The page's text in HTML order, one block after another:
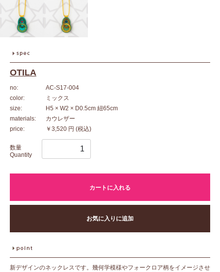
OTILA
no:
AC-S17-004
color:
ミックス
size:
H5 × W2 × D0.5cm 紐65cm
materials:
カウレザー
price:
￥3,520 円 (税込)
数量
Quantity
カートに入れる
お気に入りに追加
新デザインのネックレスです。幾何学模様やフォークロア柄をイメージさせ